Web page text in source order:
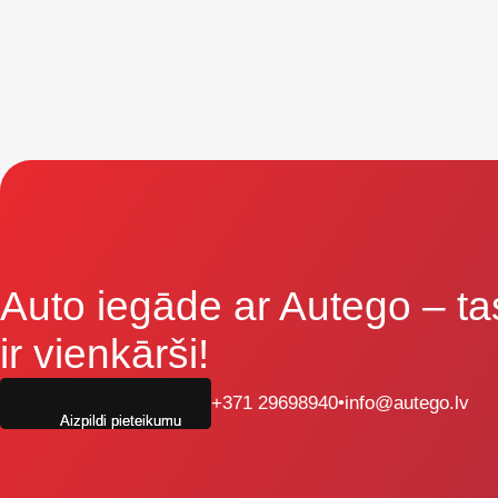
Auto iegāde ar Autego –
ir vienkārši!
+371 29698940•info@autego.lv